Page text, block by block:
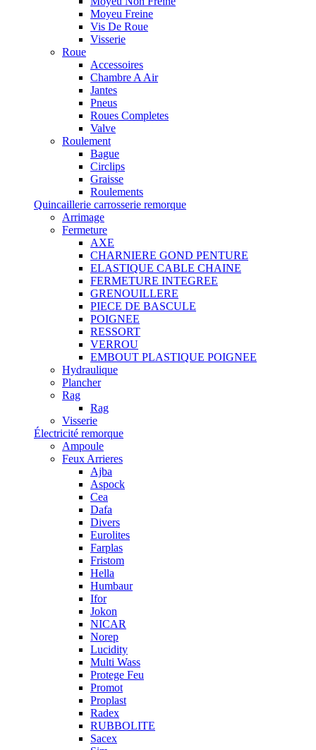
Moyeu Freine
Vis De Roue
Visserie
Roue
Accessoires
Chambre A Air
Jantes
Pneus
Roues Completes
Valve
Roulement
Bague
Circlips
Graisse
Roulements
Quincaillerie carrosserie remorque
Arrimage
Fermeture
AXE
CHARNIERE GOND PENTURE
ELASTIQUE CABLE CHAINE
FERMETURE INTEGREE
GRENOUILLERE
PIECE DE BASCULE
POIGNEE
RESSORT
VERROU
EMBOUT PLASTIQUE POIGNEE
Hydraulique
Plancher
Rag
Rag
Visserie
Électricité remorque
Ampoule
Feux Arrieres
Ajba
Aspock
Cea
Dafa
Divers
Eurolites
Farplas
Fristom
Hella
Humbaur
Ifor
Jokon
NICAR
Norep
Lucidity
Multi Wass
Protege Feu
Promot
Proplast
Radex
RUBBOLITE
Sacex